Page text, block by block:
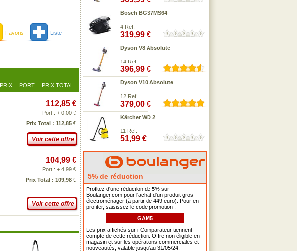
Favoris Liste
PRIX PORT PRIX TOTAL
112,85 €
Port : + 0,00 €
Prix Total : 112,85 €
Voir cette offre
104,99 €
Port : + 4,99 €
Prix Total : 109,98 €
Voir cette offre
Bosch BGS7MS64
4 Ref.
319,99 €
Dyson V8 Absolute
14 Ref.
396,99 €
Dyson V10 Absolute
12 Ref.
379,00 €
Kärcher WD 2
11 Ref.
51,99 €
5% de réduction
Profitez d'une réduction de 5% sur
Boulanger.com pour l'achat d'un produit gros
électroménager (à partir de 449 euro). Pour en
profiter, saisissez le code promotion :
GAM5
Les prix affichés sur i-Comparateur tiennent
compte de cette réduction. Offre non éligible en
magasin et sur les opérations commerciales et
nouveautés, valable jusqu'au 31/05/24.